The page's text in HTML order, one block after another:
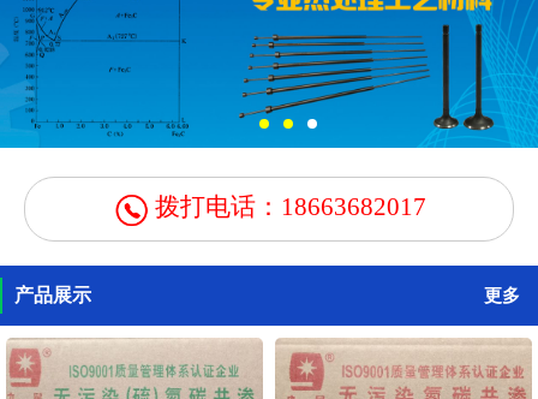
拨打电话：18663682017
产品展示 更多